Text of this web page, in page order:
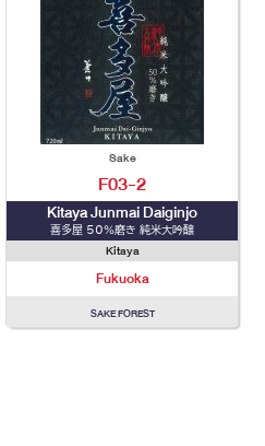
Sake
F03-2
Kitaya Junmai Daiginjo
喜多屋 50％磨き 純米大吟醸
Kitaya
Fukuoka
SAKE FOREST